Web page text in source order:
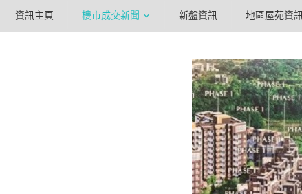
資訊主頁 樓市成交新聞 新盤資訊 地區屋苑資訊